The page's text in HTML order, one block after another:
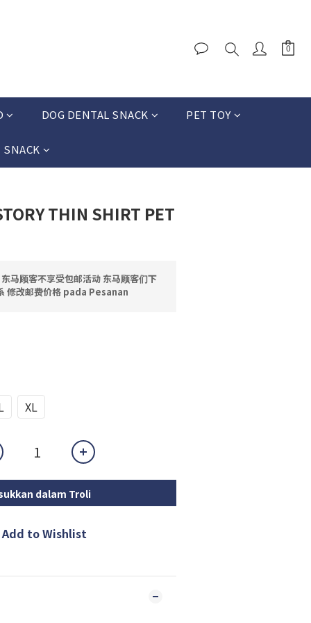
DOG DENTAL SNACK PET TOY
SNACK
THIN SHIRT PET
马顾客不享受包邮活动 东马顾客们下
修改邮费价格 pada Pesanan
XL
dalam Troli
Add to Wishlist